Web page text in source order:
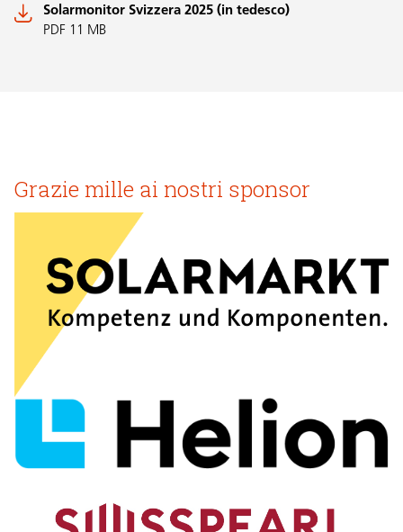
Solarmonitor Svizzera 2025 (in tedesco)
PDF 11 MB
Grazie mille ai nostri sponsor